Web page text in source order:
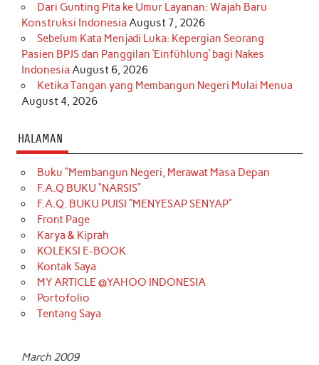
Dari Gunting Pita ke Umur Layanan: Wajah Baru
Konstruksi Indonesia August 7, 2026
Sebelum Kata Menjadi Luka: Kepergian Seorang
Pasien BPJS dan Panggilan ‘Einfühlung’ bagi Nakes
Indonesia August 6, 2026
Ketika Tangan yang Membangun Negeri Mulai Menua
August 4, 2026
HALAMAN
Buku “Membangun Negeri, Merawat Masa Depan
F.A.Q BUKU “NARSIS”
F.A.Q. BUKU PUISI “MENYESAP SENYAP”
Front Page
Karya & Kiprah
KOLEKSI E-BOOK
Kontak Saya
MY ARTICLE @YAHOO INDONESIA
Portofolio
Tentang Saya
March 2009